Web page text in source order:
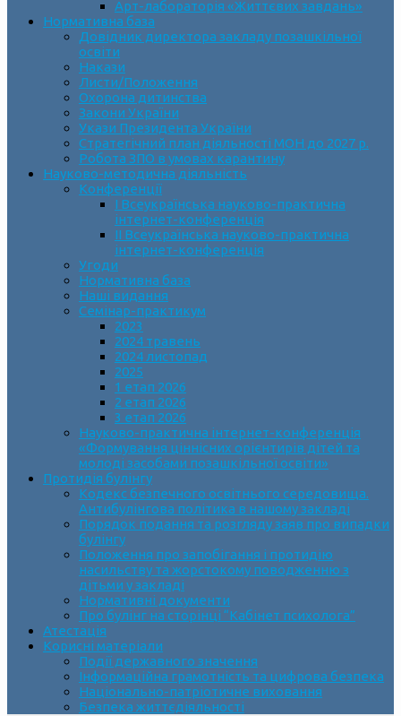
Арт-лабораторія «Життєвих завдань»
Нормативна база
Довідник директора закладу позашкільної
освіти
Накази
Листи/Положення
Охорона дитинства
Закони України
Укази Президента України
Стратегічний план діяльності МОН до 2027 р.
Робота ЗПО в умовах карантину
Науково-методична діяльність
Конференції
І Всеукраїнська науково-практична
інтернет-конференція
ІІ Всеукраїнська науково-практична
інтернет-конференція
Угоди
Нормативна база
Наші видання
Семінар-практикум
2023
2024 травень
2024 листопад
2025
1 етап 2026
2 етап 2026
3 етап 2026
Науково-практична інтернет-конференція
«Формування ціннісних орієнтирів дітей та
молоді засобами позашкільної освіти»
Протидія булінгу
Кодекс безпечного освітнього середовища.
Антибулінгова політика в нашому закладі
Порядок подання та розгляду заяв про випадки
булінгу
Положення про запобігання і протидію
насильству та жорстокому поводженню з
дітьми у закладі
Нормативні документи
Про булінг на сторінці “Кабінет психолога”
Атестація
Корисні матеріали
Події державного значення
Інформаційна грамотність та цифрова безпека
Національно-патріотичне виховання
Безпека життєдіяльності